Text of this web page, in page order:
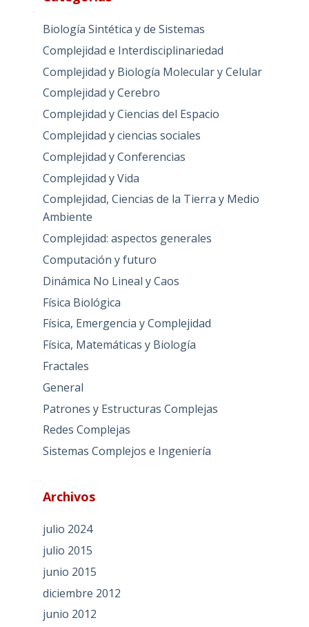
Biología Sintética y de Sistemas
Complejidad e Interdisciplinariedad
Complejidad y Biología Molecular y Celular
Complejidad y Cerebro
Complejidad y Ciencias del Espacio
Complejidad y ciencias sociales
Complejidad y Conferencias
Complejidad y Vida
Complejidad, Ciencias de la Tierra y Medio
Ambiente
Complejidad: aspectos generales
Computación y futuro
Dinámica No Lineal y Caos
Física Biológica
Física, Emergencia y Complejidad
Física, Matemáticas y Biología
Fractales
General
Patrones y Estructuras Complejas
Redes Complejas
Sistemas Complejos e Ingeniería
Archivos
julio 2024
julio 2015
junio 2015
diciembre 2012
junio 2012